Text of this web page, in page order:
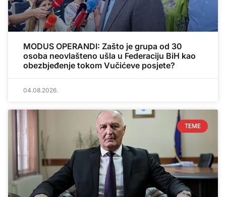
MODUS OPERANDI: Zašto je grupa od 30
osoba neovlašteno ušla u Federaciju BiH kao
obezbjeđenje tokom Vučićeve posjete?
04.08.2026.
TEME